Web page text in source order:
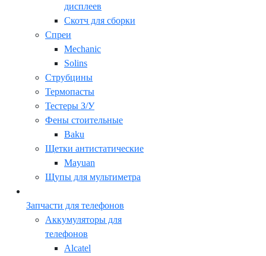
дисплеев
Скотч для сборки
Спреи
Mechanic
Solins
Струбцины
Термопасты
Тестеры З/У
Фены стоительные
Baku
Щетки антистатические
Mayuan
Щупы для мультиметра
Запчасти для телефонов
Аккумуляторы для
телефонов
Alcatel